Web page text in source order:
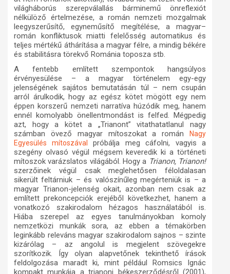
világháborús szerepválallás bárminemű önreflexiót
nélkülöző értelmezése, a román nemzeti mozgalmak
leegyszerűsítő, egyneműsítő megítélése, a magyar–
román konfliktusok miatti felelősség automatikus és
teljes mértékű áthárítása a magyar félre, a mindig békére
és stabilitásra törekvő Románia toposza stb.
A fentebb említett szempontok hangsúlyos
érvényesülése – a magyar történelem egy-egy
jelenségének sajátos bemutatásán túl – nem csupán
arról árulkodik, hogy az egész kötet mögött egy nem
éppen korszerű nemzeti narratíva húzódik meg, hanem
ennél komolyabb önellentmondást is felfed. Mégpedig
azt, hogy a kötet a „Trianont” vitathatatlanul nagy
számban övező magyar mítoszokat a román
Nagy
Egyesülés mítoszával
próbálja meg cáfolni, vagyis a
szegény olvasó végül mégsem keveredik ki a történeti
mítoszok varázslatos világából. Hogy a Trianon, Trianon!
szerzőinek végül csak meglehetősen féloldalasan
sikerült feltárniuk – és valószínűleg megérteniük is – a
magyar Trianon-jelenség okait, azonban nem csak az
említett prekoncepciók erejéből következhet, hanem a
vonatkozó szakirodalom hézagos használatából is.
Hiába szerepel az egyes tanulmányokban komoly
nemzetközi munkák sora, az ebben a témakörben
leginkább releváns magyar szakirodalom sajnos – szinte
kizárólag – az angolul is megjelent szövegekre
szorítkozik. Így olyan alapvetőnek tekinthető írások
feldolgozása maradt ki, mint például Romsics Ignác
kompakt munkája a trianoni békeszerződésről (2001),